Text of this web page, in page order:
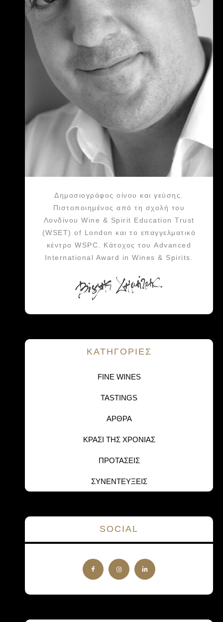
Δημοσιογράφος οίνου και γεύσης.
Πιστοποιημένος από τη σχολή του
Λονδίνου Wine & Spirit Education Trust
(WSET) of London και το επαγγελματικό
κέντρο WSPC. Κάτοχος του Advanced
International Award in Wines & Spirits.
KΑΤΗΓΟΡΙΕΣ
FINE WINES
TASTINGS
ΑΡΘΡΑ
ΚΡΑΣΙ ΤΗΣ ΧΡΟΝΙΑΣ
ΠΡΟΤΑΣΕΙΣ
ΣΥΝΕΝΤΕΥΞΕΙΣ
SOCIAL